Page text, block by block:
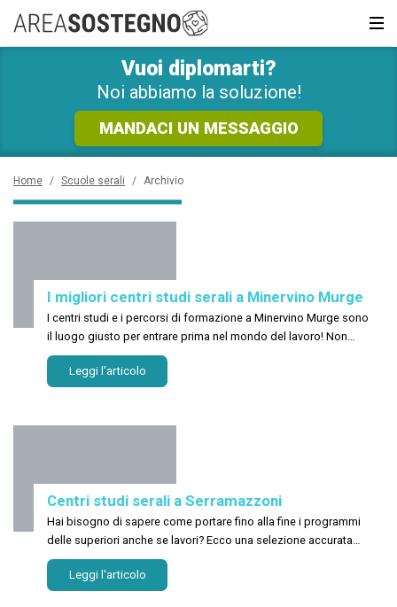
Recupero anni
Scuola privata
Scuole inglese
CERCA
RICHIEDI SUBITO
INFORMAZIONI GRATUITE!
Sarai ricontattato al più presto
Vuoi diplomarti?
Noi abbiamo la soluzione!
MANDACI UN MESSAGGIO
Home / Scuole serali / Archivio
I migliori centri studi serali a Minervino Murge
I centri studi e i percorsi di formazione a Minervino Murge sono
il luogo giusto per entrare prima nel mondo del lavoro! Non
porti limiti!
Leggi l'articolo
Centri studi serali a Serramazzoni
Hai bisogno di sapere come portare fino alla fine i programmi
delle superiori anche se lavori? Ecco una selezione accurata
degli istituti a Serramazzoni!
Leggi l'articolo